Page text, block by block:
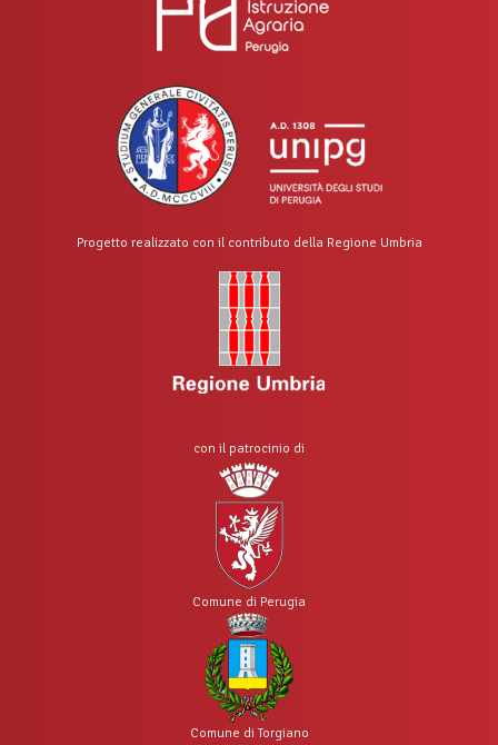
Progetto realizzato con il contributo della Regione Umbria
con il patrocinio di
Comune di Perugia
Comune di Torgiano